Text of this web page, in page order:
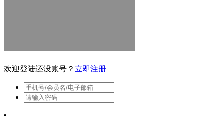
欢迎登陆还没账号？ 立即注册